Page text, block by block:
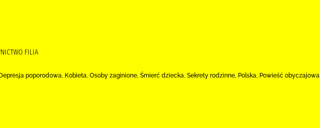
FILIA
poporodowa, Kobieta, Osoby zaginione, Śmierć dziecka, Sekrety rodzinne, Polska, Powieść obyczajowa